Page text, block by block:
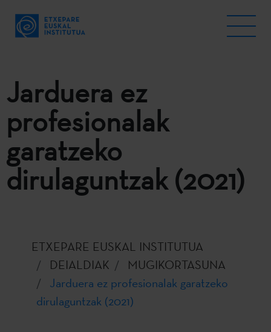
Jarduera ez
profesionalak
garatzeko
dirulaguntzak (2021)
ETXEPARE EUSKAL INSTITUTUA
DEIALDIAK
MUGIKORTASUNA
Jarduera ez profesionalak garatzeko
dirulaguntzak (2021)